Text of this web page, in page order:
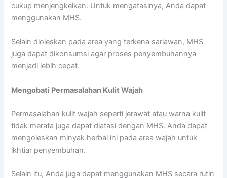
cukup menjengkelkan. Untuk mengatasinya, Anda dapat
menggunakan MHS.
Selain dioleskan pada area yang terkena sariawan, MHS
juga dapat dikonsumsi agar proses penyembuhannya
menjadi lebih cepat.
Mengobati Permasalahan Kulit Wajah
Permasalahan kulit wajah seperti jerawat atau warna kulit
tidak merata juga dapat diatasi dengan MHS. Anda dapat
mengoleskan minyak herbal ini pada area wajah untuk
ikhtiar penyembuhan.
Selain itu, Anda juga dapat menggunakan MHS secara rutin